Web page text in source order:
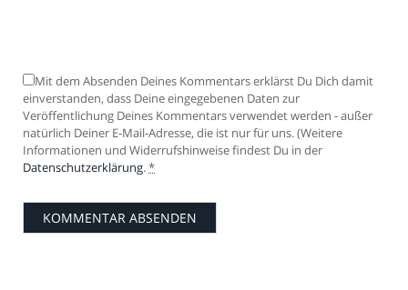
Mit dem Absenden Deines Kommentars erklärst Du Dich damit
einverstanden, dass Deine eingegebenen Daten zur
Veröffentlichung Deines Kommentars verwendet werden - außer
natürlich Deiner E-Mail-Adresse, die ist nur für uns. (Weitere
Informationen und Widerrufshinweise findest Du in der
Datenschutzerklärung.*